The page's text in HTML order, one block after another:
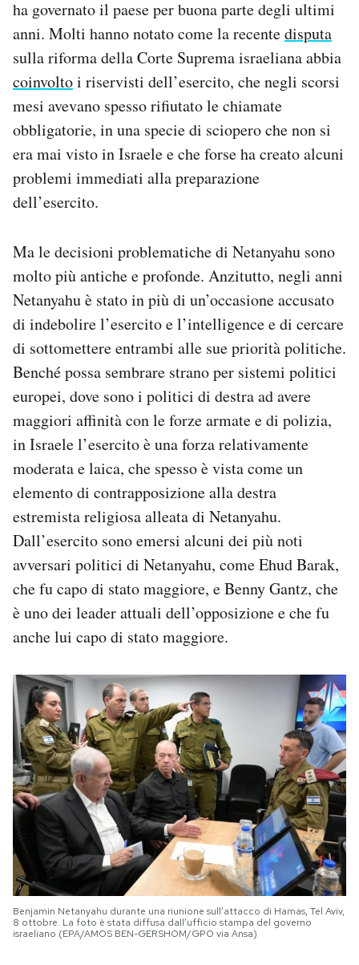
ha governato il paese per buona parte degli ultimi
anni. Molti hanno notato come la recentedisputa
sulla riforma della Corte Suprema israeliana abbia
coinvoltoi riservisti dell’esercito, che negli scorsi
mesi avevano spesso rifiutato le chiamate
obbligatorie, in una specie di sciopero che non si
era mai visto in Israele e che forse ha creato alcuni
problemi immediati alla preparazione
dell’esercito.
Ma le decisioni problematiche di Netanyahu sono
molto più antiche e profonde. Anzitutto, negli anni
Netanyahu è stato in più di un’occasione accusato
di indebolire l’esercito e l’intelligence e di cercare
di sottomettere entrambi alle sue priorità politiche.
Benché possa sembrare strano per sistemi politici
europei, dove sono i politici di destra ad avere
maggiori affinità con le forze armate e di polizia,
in Israele l’esercito è una forza relativamente
moderata e laica, che spesso è vista come un
elemento di contrapposizione alla destra
estremista religiosa alleata di Netanyahu.
Dall’esercito sono emersi alcuni dei più noti
avversari politici di Netanyahu, come Ehud Barak,
che fu capo di stato maggiore, e Benny Gantz, che
è uno dei leader attuali dell’opposizione e che fu
anche lui capo di stato maggiore.
Benjamin Netanyahu durante una riunione sull’attacco di Hamas, Tel Aviv,
8 ottobre. La foto è stata diffusa dall’ufficio stampa del governo
israeliano (EPA/AMOS BEN-GERSHOM/GPO via Ansa)